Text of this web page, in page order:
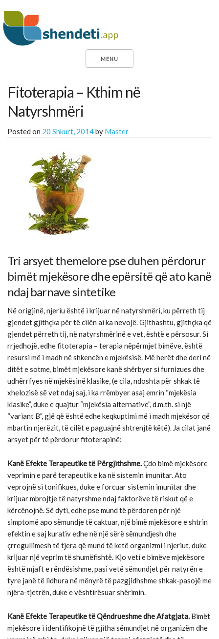
MENU
Fitoterapia – Kthim në
Natyrshmëri
Posted on 20 Shkurt, 2014by Master
Tri arsyet themelore pse duhen përdorur
bimët mjekësore dhe epërsitë që ato kanë
ndaj barnave sintetike
Në origjinë, njeriu është i krijuar në natyrshmëri, ku përreth tij
gjendet gjithçka për të cilën ai ka nevojë. Gjithashtu, gjithçka që
gjendet përreth tij, në natyrshmërinë e vet, është e përsosur. Si
rrjedhojë, edhe fitoterapia – terapia nëpërmjet bimëve, është
resursi më i madh në shkencën e mjekësisë. Më herët dhe deri në
ditët e sotme, bimët mjekësore kanë shërbyer si furnizues dhe
udhërrfyes në mjekësinë klasike, (e cila, ndoshta për shkak të
xhelozisë së vet ndaj saj, i ka rrëmbyer asaj emrin “mjekësia
klasike”, duke e quajtur “mjekësia alternative”, d.m.th. si një
“variant B”, gjë që është edhe keqkuptimi më i madh mjekësor që
mbartin njerëzit, të cilët e paguajnë shtrenjtë këtë). Ja cilat janë
arsyet për të përdorur fitoterapinë:
Kanë Efekte Terapeutike të Përgjithshme.Çdo bimë mjekësore
veprimin e parë terapeutik e ka në sistemin imunitar. Ato
veprojnë si tonifikues, duke e forcuar sistemin imunitar dhe
krijuar mbrojtje të natyrshme ndaj faktorëve të riskut që e
kërcënojnë. Së dyti, edhe pse mund të përdoren për një
simptomë apo sëmundje të caktuar, një bimë mjekësore e shtrin
efektin e saj kurativ edhe në një sërë sëmundjesh dhe
çrregullimesh të tjera që mund të ketë organizmi i njeriut, duke
krijuar një veprim të shumëfishtë. Kjo veti e bimëve mjekësore
është mjaft e rëndësishme, pasi vetë sëmundjet për natyrën e
tyre janë të lidhura në mënyrë të pazgjidhshme shkak-pasojë me
njëra-tjetrën, duke e vështirësuar shërimin.
Kanë Efekte Terapeutike të Qëndrueshme dhe Afatgjata. Bimët
mjekësore i identifikojnë të gjitha sëmundjet në organizëm dhe